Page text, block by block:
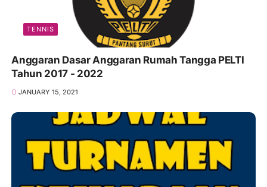
TENNIS
Anggaran Dasar Anggaran Rumah Tangga PELTI
Tahun 2017 - 2022
JANUARY 15, 2021